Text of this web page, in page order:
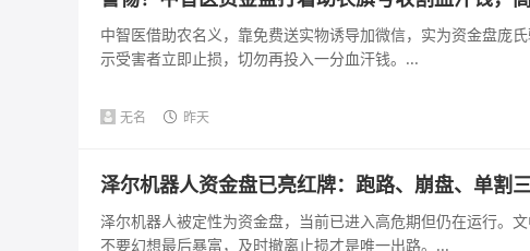
中智医借助农名义，靠免费送实物诱导加微信，实为资金盘庞
示受害者立即止损，切勿再投入一分血汗钱。...
无名 昨天
泽尔机器人资金盘已亮红牌：跑路、崩盘、单割
泽尔机器人被定性为资金盘，当前已进入高危期但仍在运行。
不要幻想最后暴富，及时撤离止损才是唯一出路。...